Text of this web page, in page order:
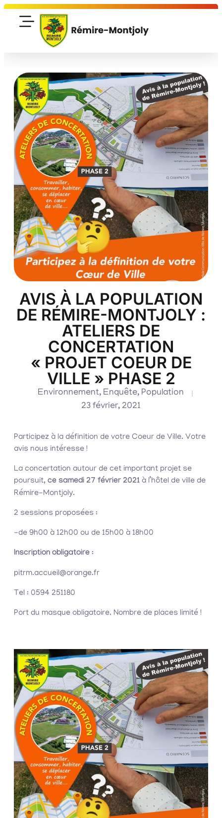
AVIS À LA POPULATION
DE RÉMIRE-MONTJOLY :
ATELIERS DE
CONCERTATION
« PROJET COEUR DE
VILLE » PHASE 2
Environnement, Enquête, Population
23 février, 2021
Participez à la définition de votre Coeur de Ville. Votre
avis nous intéresse !
La concertation autour de cet important projet se
poursuit, ce samedi 27 février 2021 à l’hôtel de ville de
Rémire-Montjoly.
2 sessions proposées :
-de 9h00 à 12h00 ou de 15h00 à 18h00
Inscription obligatoire :
pitrm.accueil@orange.fr
Tel : 0594 251180
Port du masque obligatoire. Nombre de places limité !